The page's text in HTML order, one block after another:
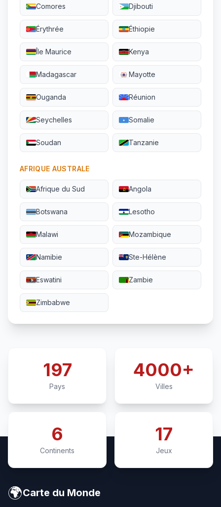
Comores Djibouti
Érythrée Éthiopie
Île Maurice Kenya
Madagascar Mayotte
Ouganda Réunion
Seychelles Somalie
Soudan Tanzanie
AFRIQUE AUSTRALE
Afrique du Sud Angola
Botswana Lesotho
Malawi Mozambique
Namibie Ste-Hélène
Eswatini Zambie
Zimbabwe
197
Pays
4000+
Villes
6
Continents
17
Jeux
🌍Carte du Monde